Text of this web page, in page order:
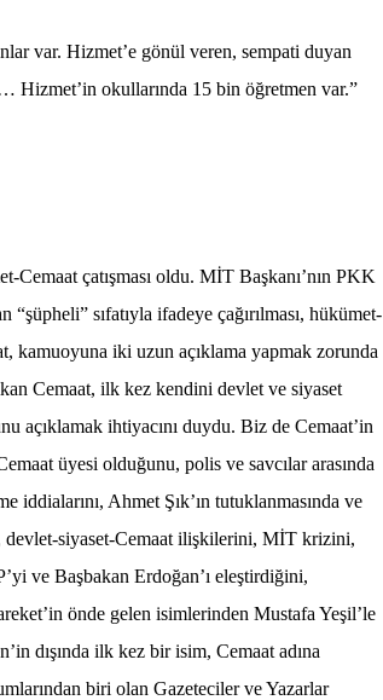
var. Hizmet’e gönül veren, sempati duyan
Hizmet’in okullarında 15 bin öğretmen var.”
Cemaat çatışması oldu. MİT Başkanı’nın PKK
sıfatıyla ifadeye çağırılması, hükümet-
kamuoyuna iki uzun açıklama yapmak zorunda
Cemaat, ilk kez kendini devlet ve siyaset
açıklamak ihtiyacını duydu. Biz de Cemaat’in
üyesi olduğunu, polis ve savcılar arasında
Ahmet Şık’ın tutuklanmasında ve
devlet-siyaset-Cemaat ilişkilerini, MİT krizini,
ve Başbakan Erdoğan’ı eleştirdiğini,
önde gelen isimlerinden Mustafa Yeşil’le
dışında ilk kez bir isim, Cemaat adına
biri olan Gazeteciler ve Yazarlar